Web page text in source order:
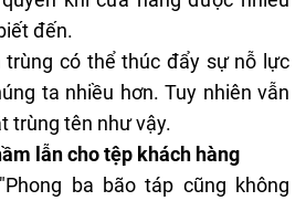
đến.
có thể thúc đẩy sự nỗ lực
ta nhiều hơn. Tuy nhiên vẫn
trùng tên như vậy.
lẫn cho tệp khách hàng
ba bão táp cũng không